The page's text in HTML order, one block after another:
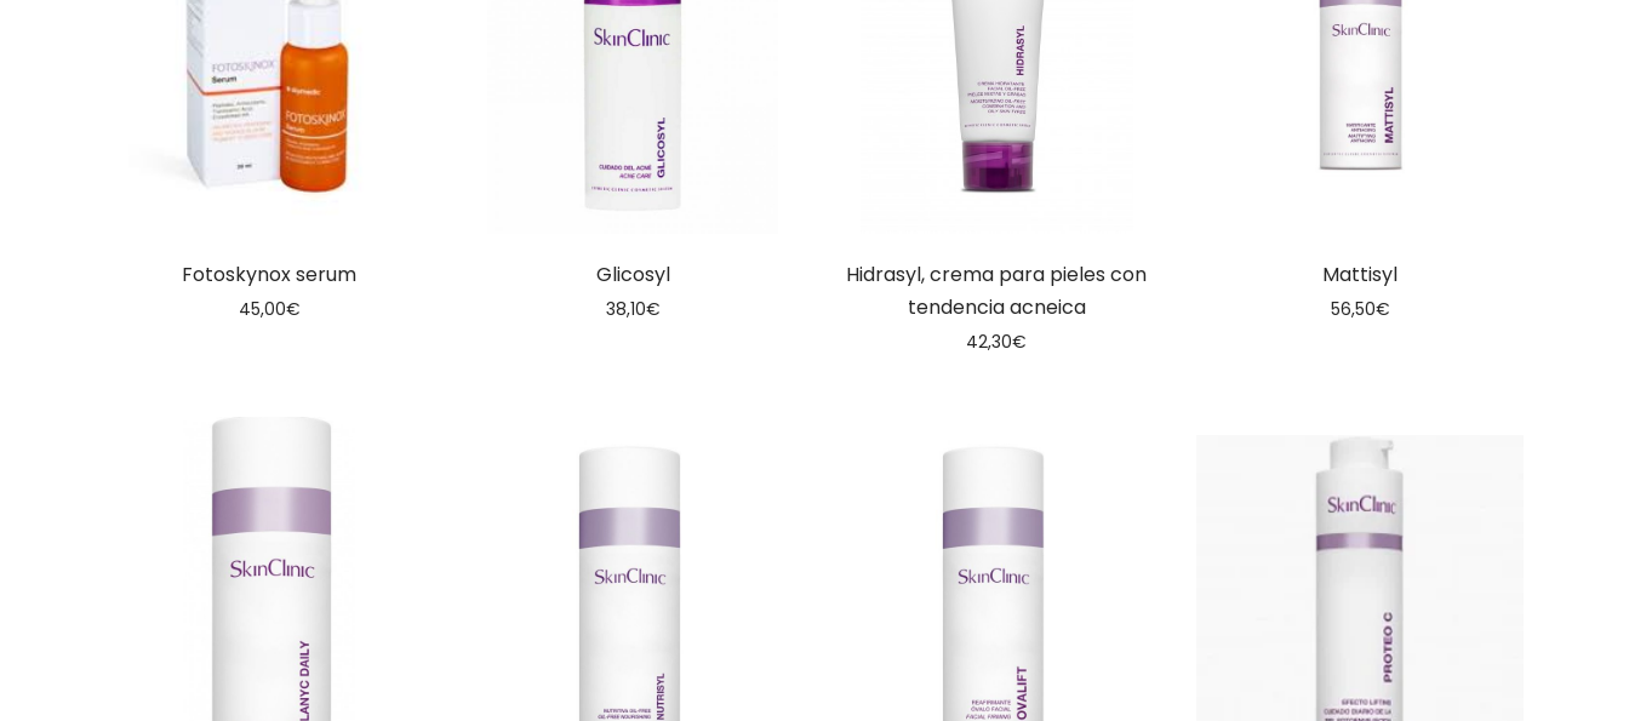
Fotoskynox serum
45,00€
Glicosyl
38,10€
Hidrasyl, crema para pieles con
tendencia acneica
42,30€
Mattisyl
56,50€